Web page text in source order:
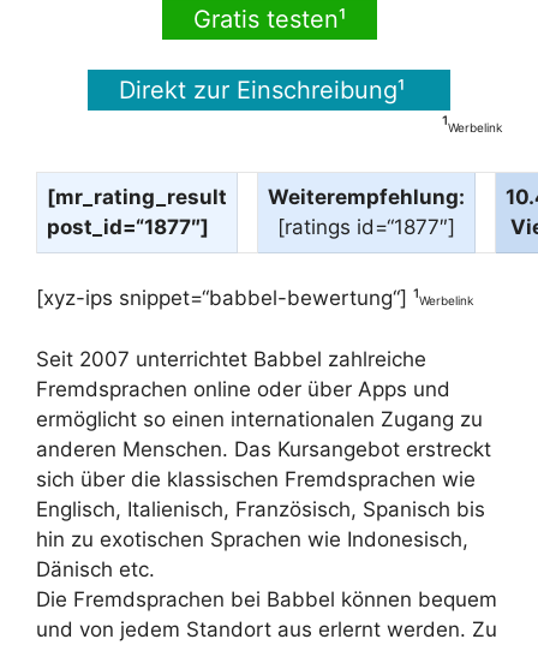
Gratis testen¹
Direkt zur Einschreibung¹
¹Werbelink
[mr_rating_result
post_id=“1877″]
Weiterempfehlung:
[ratings id=“1877″]
[xyz-ips snippet=“babbel-bewertung“] ¹Werbelink
Seit 2007 unterrichtet Babbel zahlreiche
Fremdsprachen online oder über Apps und
ermöglicht so einen internationalen Zugang zu
anderen Menschen. Das Kursangebot erstreckt
sich über die klassischen Fremdsprachen wie
Englisch, Italienisch, Französisch, Spanisch bis
hin zu exotischen Sprachen wie Indonesisch,
Dänisch etc.
Die Fremdsprachen bei Babbel können bequem
und von jedem Standort aus erlernt werden. Zu